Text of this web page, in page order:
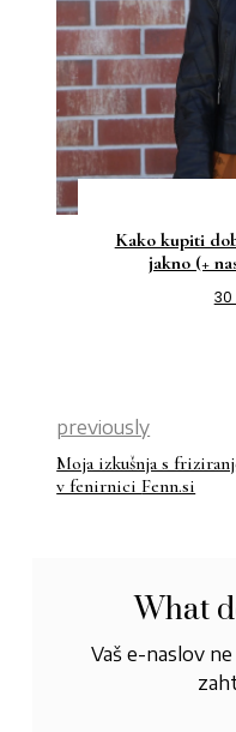
Kako kupiti
jakno (+
30
previously
Moja izkušnja s
v fenirnici Fenn.si
What
Vaš e-naslov